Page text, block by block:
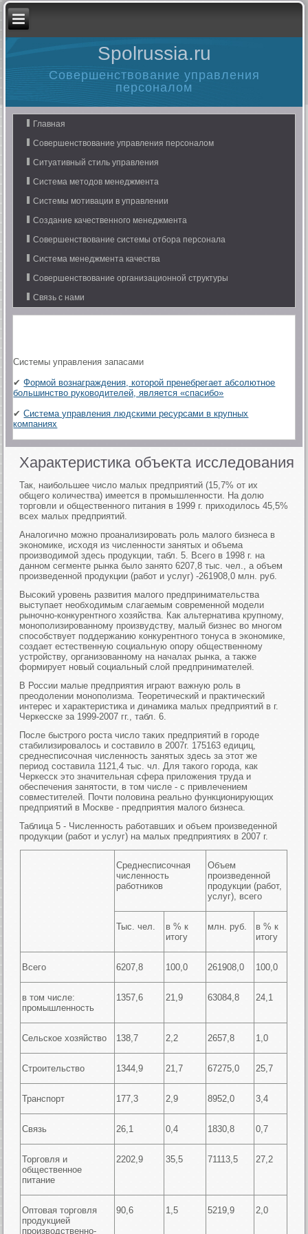
Spolrussia.ru
Совершенствование управления
персоналом
Главная
Совершенствование управления персоналом
Ситуативный стиль управления
Система методов менеджмента
Системы мотивации в управлении
Создание качественного менеджмента
Совершенствование системы отбора персонала
Система менеджмента качества
Совершенствование организационной структуры
Связь с нами
Системы управления запасами
✔Формой вознаграждения, которой пренебрегает абсолютное
большинство руководителей, является «спасибо»
✔Система управления людскими ресурсами в крупных
компаниях
Характеристика объекта исследования
Так, наибольшее число малых предприятий (15,7% от их
общего количества) имеется в промышленности. На долю
торговли и общественного питания в 1999 г. приходилось 45,5%
всех малых предприятий.
Аналогично можно проанализировать роль малого бизнеса в
экономике, исходя из численности занятых и объема
производимой здесь продукции, табл. 5. Всего в 1998 г. на
данном сегменте рынка было занято 6207,8 тыс. чел., а объем
произведенной продукции (работ и услуг) -261908,0 млн. руб.
Высокий уровень развития малого предпринимательства
выступает необходимым слагаемым современной модели
рыночно-конкурентного хозяйства. Как альтернатива крупному,
монополизированному произвудству, малый бизнес во многом
способствует поддержанию конкурентного тонуса в экономике,
создает естественную социальную опору общественному
устройству, организованному на началах рынка, а также
формирует новый социальный слой предпринимателей.
В России малые предприятия играют важную роль в
преодолении монополизма. Теоретический и практический
интерес и характеристика и динамика малых предприятий в г.
Черкесске за 1999-2007 гг., табл. 6.
После быстрого роста число таких предприятий в городе
стабилизировалось и составило в 2007г. 175163 едициц,
среднесписочная численность занятых здесь за этот же
период составила 1121,4 тыс. чл. Для такого города, как
Черкесск это значительная сфера приложения труда и
обеспечения занятости, в том числе - с привлечением
совместителей. Почти половина реально функционирующих
предприятий в Москве - предприятия малого бизнеса.
Таблица 5 - Численность работавших и объем произведенной
продукции (работ и услуг) на малых предприятиях в 2007 г.
Среднесписочная
численность
работников
Объем
произведенной
продукции (работ,
услуг), всего
Тыс. чел.
в % к
итогу
млн. руб.
в % к
итогу
Всего 6207,8 100,0 261908,0 100,0
в том числе:
промышленность
1357,6 21,9 63084,8 24,1
Сельское хозяйство 138,7 2,2 2657,8 1,0
Строительство 1344,9 21,7 67275,0 25,7
Транспорт 177,3 2,9 8952,0 3,4
Связь 26,1 0,4 1830,8 0,7
Торговля и
общественное
питание
2202,9 35,5 71113,5 27,2
Оптовая торговля
продукцией
производственно-
90,6 1,5 5219,9 2,0